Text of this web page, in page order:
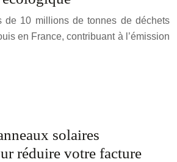
de 10 millions de tonnes de déchets
en France, contribuant à l’émission
solaires
réduire votre facture